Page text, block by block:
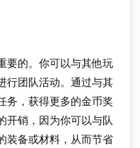
要的。你可以与其他玩
行团队活动。通过与其
务，获得更多的金币奖
开销，因为你可以与队
装备或材料，从而节省